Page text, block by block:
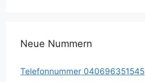
Neue Nummern
Telefonnummer 040696351545